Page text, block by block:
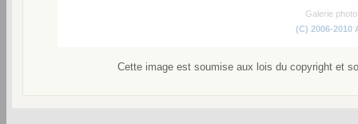
Galerie
(C) 2006-2010
Cette image est soumise aux lois du copyright et